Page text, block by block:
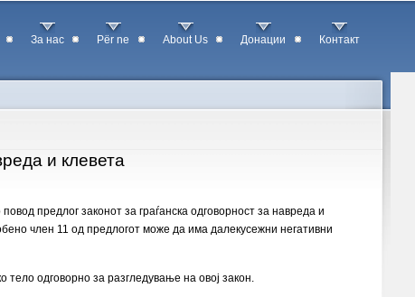
За нас Për ne About Us Донации Контакт
и клевета
предлог законот за граѓанска одговорност за навреда и
член 11 од предлогот може да има далекусежни негативни
одговорно за разгледување на овој закон.